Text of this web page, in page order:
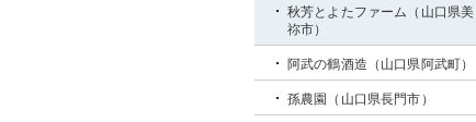
秋芳とよたファーム（山口県美
祢市）
阿武の鶴酒造（山口県阿武町）
孫農園（山口県長門市）